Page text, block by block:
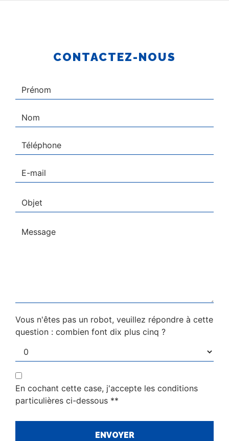
CONTACTEZ-NOUS
Vous n'êtes pas un robot, veuillez répondre à cette
question : combien font dix plus cinq ?
En cochant cette case, j'accepte les conditions
particulières ci-dessous **
ENVOYER